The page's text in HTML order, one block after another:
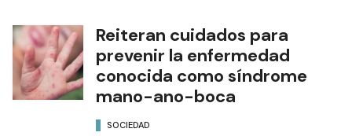
Reiteran cuidados para
prevenir la enfermedad
conocida como síndrome
mano-ano-boca
SOCIEDAD